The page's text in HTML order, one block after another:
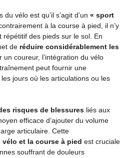
vélo est qu’il s’agit d’un « sport
à la course à pied, il n’y
répétitif des pieds sur le sol. En
de réduire considérablement les
un coureur, l’intégration du vélo
peut fournir une
jours où les articulations ou les
risques de blessures liés aux
efficace d’ajouter du volume
articulaire. Cette
et la course à pied est cruciale
souffrant de douleurs